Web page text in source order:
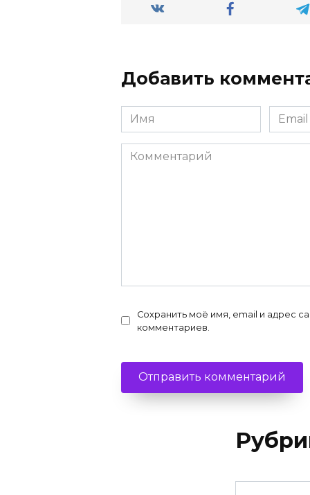
Добавить
Имя Email
Комментарий
Сохранить моё имя, email и адрес
комментариев.